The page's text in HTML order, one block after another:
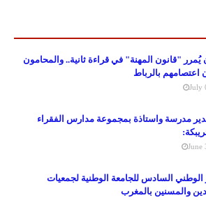
يُمرر "قانون المهنة" في قراءة ثانية.. والمحامون
اعتصامهم بالرباط
July
مدرسة واستاذة بمجموعة مدارس الفقراء
June
الوطني السادس للجامعة الوطنية لجمعيات
والمسنين بالمغرب